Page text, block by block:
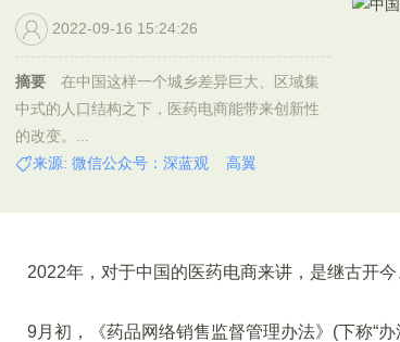
2022-09-16 15:24:26
摘要
在中国这样一个城乡差异巨大、区域集
中式的人口结构之下，医药电商能带来创新性
的改变。...
来源: 微信公众号：深蓝观 高翼
2022年，对于中国的医药电商来讲，是继古开今
9月初，《药品网络销售监督管理办法》(下称“办